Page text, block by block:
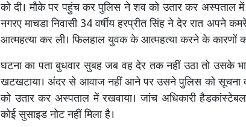
को दी। मौके पर पहुंच कर पुलिस ने शव को उतार कर अस्पताल
नगरए माचडा निवासी 34 वर्षीय हरप्रीत सिंह ने देर रात अपने
आत्महत्या कर ली। फिलहाल युवक के आत्महत्या करने के कारणों
घटना का पता बुधवार सुबह जब वह देर तक नहीं उठा तो उसके
खटखटाया। अंदर से आवाज नहीं आने पर उसने पुलिस को सूचना
को उतार कर अस्पताल में रखवाया। जांच अधिकारी
कोई सुसाइड नोट नहीं मिला है।